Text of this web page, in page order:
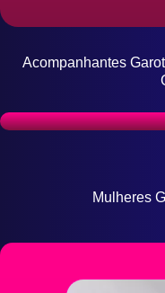
Acompanhantes
Mulheres